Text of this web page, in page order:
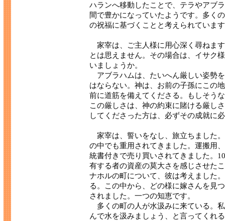
ハランへ移動したことで、テラやアブ
間で豊かになっていたようです。多く
の祝福に基づくことと考えられていま
家宰は、ご主人様に用心深く尋ねま
とは思えません。その場合は、イサク
いましょうか。
アブラハムは、たいへん厳しい姿勢
はならない。神は、お前の子孫にこの
前に道筋を備えてくださる。もしそう
この厳しさは、神の約束に賭ける厳し
してくださった方は、必ずその成就に
家宰は、誓いをなし、旅立ちました
の中でも重用されてきました。運搬用
統書付きで売り買いされてきました。
有する者の資産の莫大さを感じさせた
ナホルの町について、彼は考えました
る。この中から、どの様に嫁さんを見
されました。一つの知恵です。
多くの町の人が水汲みに来ている。
んで水を汲みましょう、と言ってくれ